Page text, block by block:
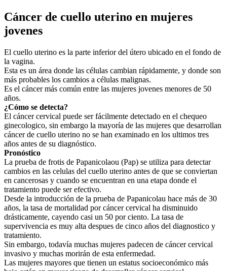
Cáncer de cuello uterino en mujeres
jovenes
El cuello uterino es la parte inferior del útero ubicado en el fondo de
la vagina.
Esta es un área donde las células cambian rápidamente, y donde son
más probables los cambios a células malignas.
Es el cáncer más común entre las mujeres jovenes menores de 50
años.
¿Cómo se detecta?
El cáncer cervical puede ser fácilmente detectado en el chequeo
ginecologico, sin embargo la mayoría de las mujeres que desarrollan
cáncer de cuello uterino no se han examinado en los ultimos tres
años antes de su diagnóstico.
Pronóstico
La prueba de frotis de Papanicolaou (Pap) se utiliza para detectar
cambios en las celulas del cuello uterino antes de que se conviertan
en cancerosas y cuando se encuentran en una etapa donde el
tratamiento puede ser efectivo.
Desde la introducción de la prueba de Papanicolau hace más de 30
años, la tasa de mortalidad por cáncer cervical ha disminuido
drásticamente, cayendo casi un 50 por ciento. La tasa de
supervivencia es muy alta despues de cinco años del diagnostico y
tratamiento.
Sin embargo, todavía muchas mujeres padecen de cáncer cervical
invasivo y muchas morirán de esta enfermedad.
Las mujeres mayores que tienen un estatus socioeconómico más